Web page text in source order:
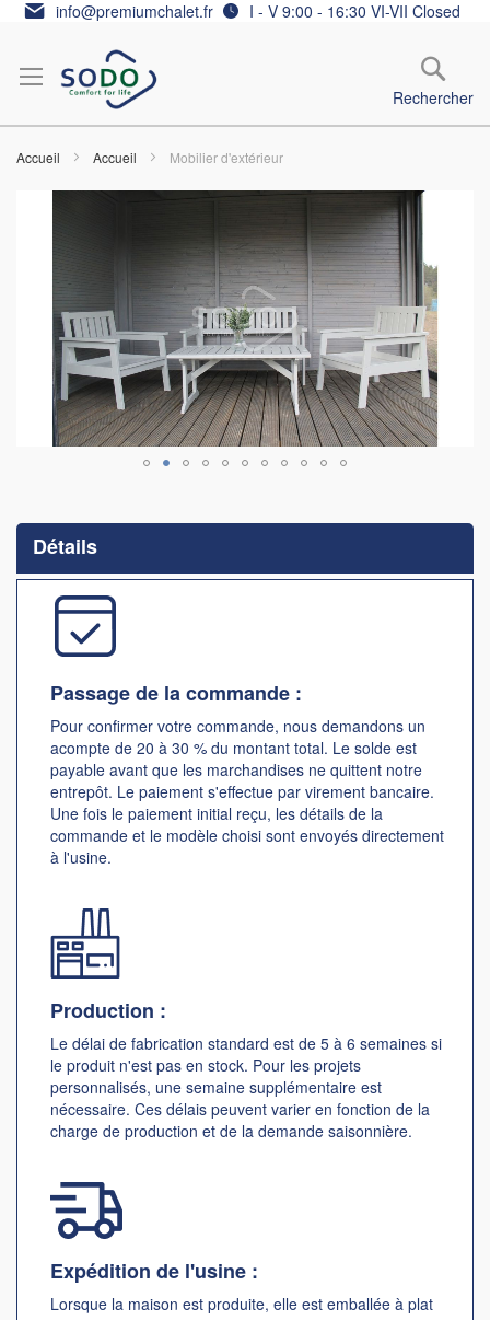
Allez info@premiumchalet.fr I - V 9:00 - 16:30 VI-VII Closed
Rechercher
Accueil Accueil Mobilier d'extérieur
images
gallery
the
beginning
of
images
gallery
Détails
Passage de la commande :
Pour confirmer votre commande, nous demandons un
acompte de 20 à 30 % du montant total. Le solde est
payable avant que les marchandises ne quittent notre
entrepôt. Le paiement s'effectue par virement bancaire.
Une fois le paiement initial reçu, les détails de la
commande et le modèle choisi sont envoyés directement
à l'usine.
Production :
Le délai de fabrication standard est de 5 à 6 semaines si
le produit n'est pas en stock. Pour les projets
personnalisés, une semaine supplémentaire est
nécessaire. Ces délais peuvent varier en fonction de la
charge de production et de la demande saisonnière.
Expédition de l'usine :
Lorsque la maison est produite, elle est emballée à plat